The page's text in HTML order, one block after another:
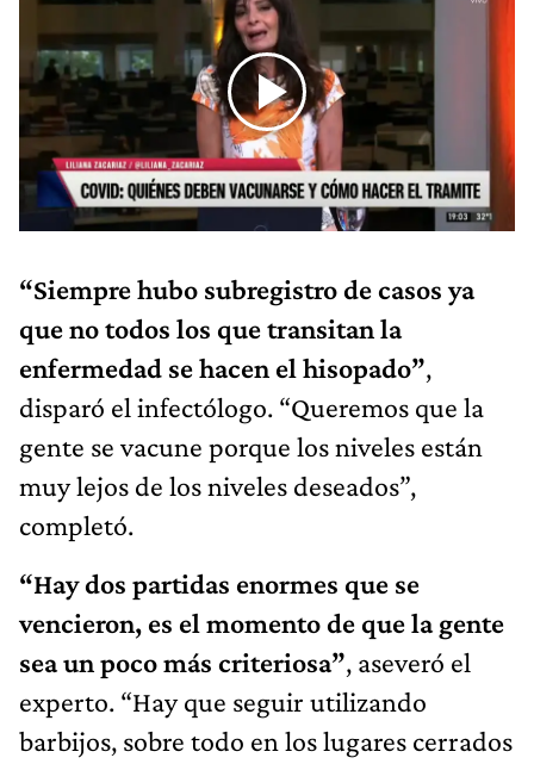
“Siempre hubo subregistro de casos ya
que no todos los que transitan la
enfermedad se hacen el hisopado”,
disparó el infectólogo. “Queremos que la
gente se vacune porque los niveles están
muy lejos de los niveles deseados”,
completó.
“Hay dos partidas enormes que se
vencieron, es el momento de que la gente
sea un poco más criteriosa”, aseveró el
experto. “Hay que seguir utilizando
barbijos, sobre todo en los lugares cerrados